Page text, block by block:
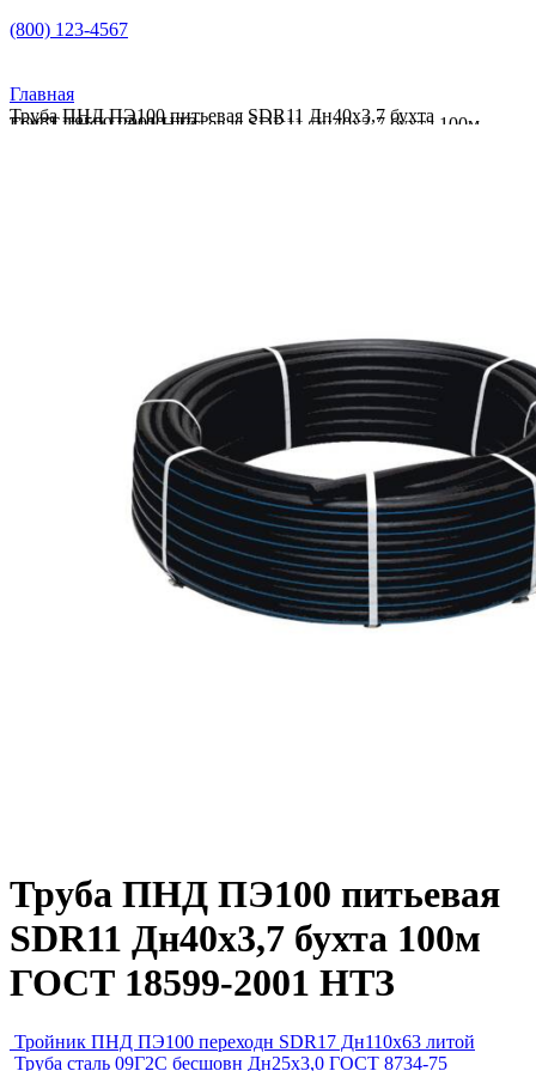
(800) 123-4567
Главная
Труба ПНД ПЭ100 питьевая SDR11 Дн40х3,7 бухта
Труба ПНД ПЭ100 питьевая SDR11 Дн40х3,7 бухта 100м ГОСТ 18599-2001 НТЗ
Труба ПНД ПЭ100 питьевая
SDR11 Дн40х3,7 бухта 100м
ГОСТ 18599-2001 НТЗ
Тройник ПНД ПЭ100 переходн SDR17 Дн110х63 литой
Труба сталь 09Г2С бесшовн Дн25х3,0 ГОСТ 8734-75